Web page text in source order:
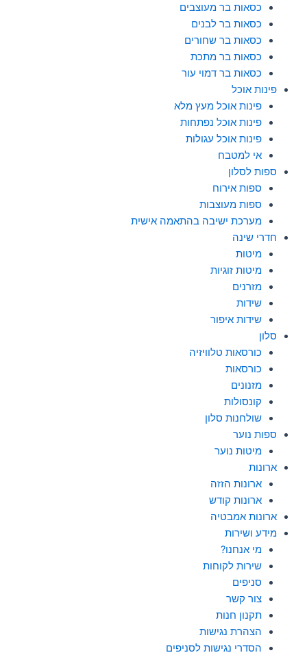
כסאות בר מעוצבים
כסאות בר לבנים
כסאות בר שחורים
כסאות בר מתכת
כסאות בר דמוי עור
פינות אוכל
פינות אוכל מעץ מלא
פינות אוכל נפתחות
פינות אוכל עגולות
אי למטבח
ספות לסלון
ספות אירוח
ספות מעוצבות
מערכת ישיבה בהתאמה אישית
חדרי שינה
מיטות
מיטות זוגיות
מזרנים
שידות
שידות איפור
סלון
כורסאות טלוויזיה
כורסאות
מזנונים
קונסולות
שולחנות סלון
ספות נוער
מיטות נוער
ארונות
ארונות הזזה
ארונות קודש
ארונות אמבטיה
מידע ושירות
מי אנחנו?
שירות לקוחות
סניפים
צור קשר
תקנון חנות
הצהרת נגישות
הסדרי נגישות לסניפים